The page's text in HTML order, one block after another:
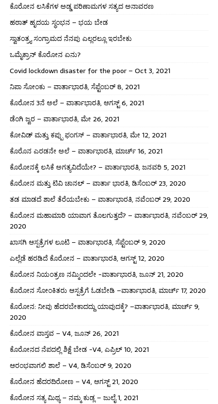
ಕೊರೋನ ಲಸಿಕೆಗಳ ಅಡ್ಡ ಪರಿಣಾಮಗಳ ಸತ್ಯದ ಅನಾವರಣ
ಹಠಾತ್ ಹೃದಯ ಸ್ಥಂಭನ – ಭಯ ಬೇಡ
ಸ್ವಾತಂತ್ರ್ಯ ಸಂಗ್ರಾಮದ ನೆನಪು ಎಲ್ಲರಲ್ಲೂ ಇರಬೇಕು
ಒಮೈಕ್ರಾನ್ ಕೊರೋನ ಏನು?
Covid lockdown disaster for the poor – Oct 3, 2021
ನಿಪಾ ಸೋಂಕು – ವಾರ್ತಾಭಾರತಿ, ಸೆಪ್ಟೆಂಬರ್ 8, 2021
ಕೊರೋನ 3ನೆ ಅಲೆ – ವಾರ್ತಾಭಾರತಿ, ಆಗಸ್ಟ್ 6, 2021
ಡೆಂಗಿ ಜ್ವರ – ವಾರ್ತಾಭಾರತಿ, ಮೇ 26, 2021
ಕೋವಿಡ್ ಮತ್ತು ಕಪ್ಪು ಫಂಗಸ್ – ವಾರ್ತಾಭಾರತಿ, ಮೇ 12, 2021
ಕೊರೊನ ಎರಡನೇ ಅಲೆ – ವಾರ್ತಾಭಾರತಿ, ಮಾರ್ಚ್ 16, 2021
ಕೊರೋನಕ್ಕೆ ಲಸಿಕೆ ಅಗತ್ಯವಿದೆಯೇ? – ವಾರ್ತಾಭಾರತಿ, ಜನವರಿ 5, 2021
ಕೊರೋನ ಮತ್ತು ಟಿವಿ ಚಾನಲ್ – ವಾರ್ತಾ ಭಾರತಿ, ಡಿಸೆಂಬರ್ 23, 2020
ತಡ ಮಾಡದೆ ಶಾಲೆ ತೆರೆಯಬೇಕು – ವಾರ್ತಾಭಾರತಿ, ನವೆಂಬರ್ 29, 2020
ಕೊರೋನ ಮಹಾಮಾರಿ ಯಾವಾಗ ತೊಲಗುತ್ತದೆ? – ವಾರ್ತಾಭಾರತಿ, ನವೆಂಬರ್ 29,
2020
ಖಾಸಗಿ ಆಸ್ಪತ್ರೆಗಳ ಲೂಟಿ – ವಾರ್ತಾಭಾರತಿ, ಸೆಪ್ಟೆಂಬರ್ 9, 2020
ಎಲ್ಲೆಡೆ ಹರಡಿದೆ ಕೊರೋನ – ವಾರ್ತಾಭಾರತಿ, ಆಗಸ್ಟ್ 12, 2020
ಕೊರೋನ ನಿಯಂತ್ರಣ ನಮ್ಮಿಂದಲೇ -ವಾರ್ತಾಭಾರತಿ, ಜೂನ್ 21, 2020
ಕೊರೋನ ಸೋಂಕಿತರು ಆಸ್ಪತ್ರೆಗೆ ಓಡಬೇಡಿ –ವಾರ್ತಾಭಾರತಿ, ಮಾರ್ಚ್ 17, 2020
ಕೊರೋನ: ನೀವು ಹೆದರಬೇಕಾದದ್ದು ಯಾವುದಕ್ಕೆ? –ವಾರ್ತಾಭಾರತಿ, ಮಾರ್ಚ್ 9,
2020
ಕೊರೋನ ವಾಸ್ತವ – V4, ಜೂನ್ 26, 2021
ಕೊರೋನದ ನೆಪದಲ್ಲಿ ಶಿಕ್ಷೆ ಬೇಡ -V4, ಎಪ್ರಿಲ್ 10, 2021
ಆರಂಭವಾಗಲಿ ಶಾಲೆ – V4, ಡಿಸೆಂಬರ್ 9, 2020
ಕೊರೋನ ಹೆದರದಿರೋಣ – V4, ಆಗಸ್ಟ್ 21, 2020
ಕೊರೋನ ಸತ್ಯ ಮಿಥ್ಯ – ನಮ್ಮ ಕುಡ್ಲ – ಜುಲೈ 1, 2021